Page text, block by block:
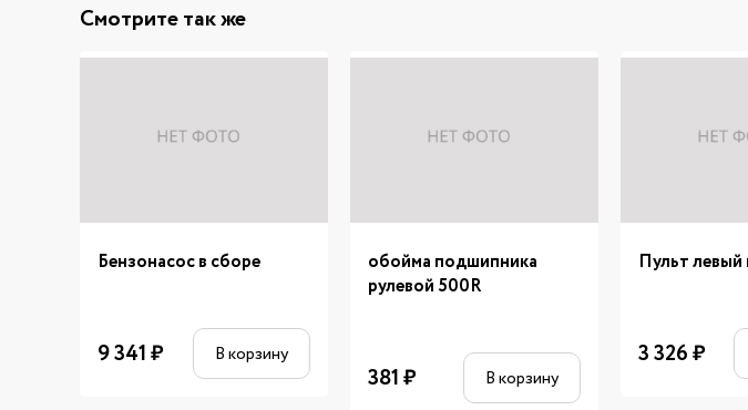
Смотрите так же
Бензонасос в сборе
9 341₽ В корзину
обойма подшипника
рулевой 500R
381₽ В корзину
Пульт левый
3 326₽